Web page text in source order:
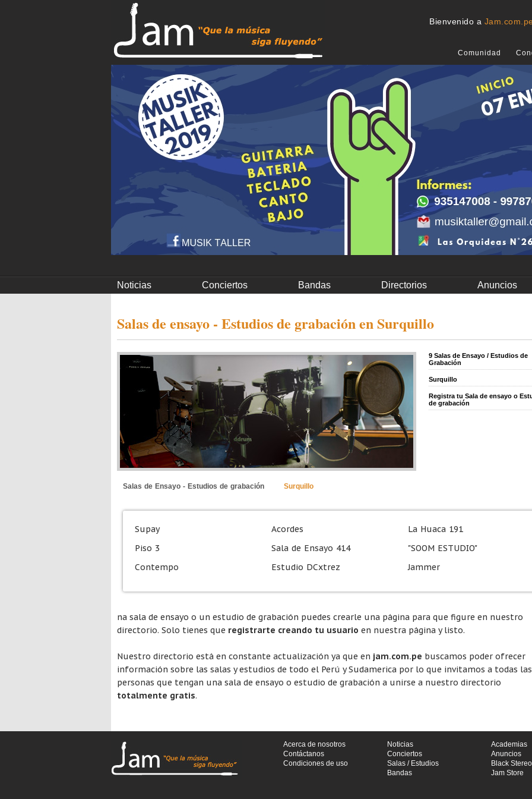
Bienvenido a Jam.com.pe
Comunidad
Noticias Conciertos Bandas Directorios Anuncios
Salas de ensayo - Estudios de grabación en Surquillo
9 Salas de Ensayo / Estudios de
Grabación
Surquillo
Registra tu Sala de ensayo o
de grabación
Salas de Ensayo - Estudios de grabación Surquillo
Supay Acordes
La Huaca 191
Piso 3
Sala de Ensayo 414
"SOOM ESTUDIO"
Contempo
Estudio DCxtrez Jammer
na sala de ensayo o un estudio de grabación puedes crearle una página para que figure en nuestro
directorio. Solo tienes que registrarte creando tu usuario en nuestra página y listo.
Nuestro directorio está en constante actualización ya que en jam.com.pe buscamos poder ofrecer
información sobre las salas y estudios de todo el Perú y Sudamerica por lo que invitamos a todas las
personas que tengan una sala de ensayo o estudio de grabación a unirse a nuestro directorio
totalmente gratis.
Acerca de nosotros
Contáctanos
Condiciones de uso
Noticias
Conciertos
Salas / Estudios
Bandas
Academias
Anuncios
Black Stereo
Jam Store